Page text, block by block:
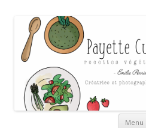
Payette cuisine
Menu